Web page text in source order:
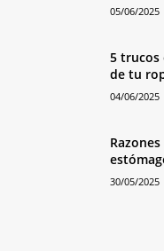
05/06/2025
5 trucos
de tu
04/06/2025
30/05/2025